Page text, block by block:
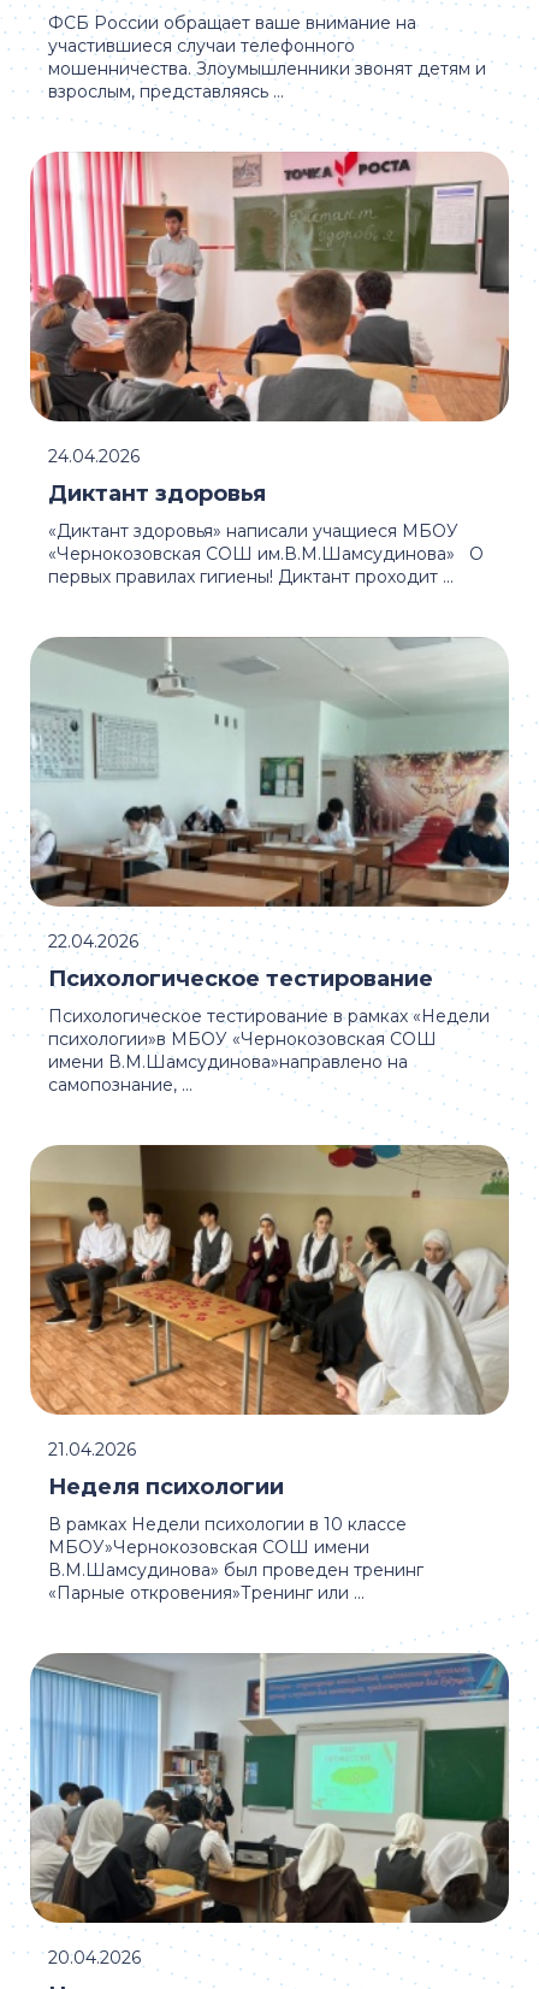
ФСБ России обращает ваше внимание на
участившиеся случаи телефонного
мошенничества. Злоумышленники звонят детям и
взрослым, представляясь ...
«Диктант здоровья» написали учащиеся МБОУ
«Чернокозовская СОШ им.В.М.Шамсудинова» О
первых правилах гигиены! Диктант проходит ...
Диктант здоровья
24.04.2026
Психологическое тестирование в рамках «Недели
психологии»в МБОУ «Чернокозовская СОШ
имени В.М.Шамсудинова»направлено на
самопознание, ...
Психологическое тестирование
22.04.2026
В рамках Недели психологии в 10 классе
МБОУ»Чернокозовская СОШ имени
В.М.Шамсудинова» был проведен тренинг
«Парные откровения»Тренинг или ...
Неделя психологии
21.04.2026
20.04.2026